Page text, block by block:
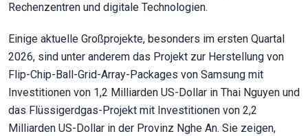
Rechenzentren und digitale Technologien.
Einige aktuelle Großprojekte, besonders im ersten Quartal
2026, sind unter anderem das Projekt zur Herstellung von
Flip-Chip-Ball-Grid-Array-Packages von Samsung mit
Investitionen von 1,2 Milliarden US-Dollar in Thai Nguyen und
das Flüssigerdgas-Projekt mit Investitionen von 2,2
Milliarden US-Dollar in der Provinz Nghe An. Sie zeigen,